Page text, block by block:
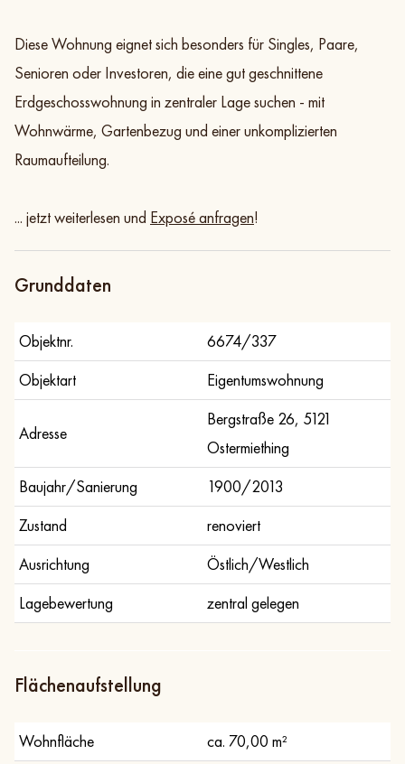
Diese Wohnung eignet sich besonders für Singles, Paare,
Senioren oder Investoren, die eine gut geschnittene
Erdgeschosswohnung in zentraler Lage suchen - mit
Wohnwärme, Gartenbezug und einer unkomplizierten
Raumaufteilung.
... jetzt weiterlesen und Exposé anfragen!
Grunddaten
Objektnr.
6674/337
Objektart
Eigentumswohnung
Adresse
Bergstraße 26, 5121
Ostermiething
Baujahr/Sanierung
1900/2013
Zustand
renoviert
Ausrichtung
Östlich/Westlich
Lagebewertung
zentral gelegen
Flächenaufstellung
Wohnfläche ca. 70,00 m²